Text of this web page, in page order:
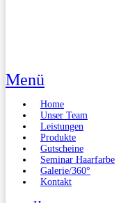
Menü
Home
Unser Team
Leistungen
Produkte
Gutscheine
Seminar Haarfarbe
Galerie/360°
Kontakt